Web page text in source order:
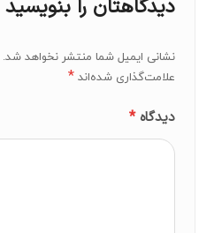
دیدگاهتان را بنویسید
نشانی ایمیل شما منتشر نخواهد شد.
علامت‌گذاری شده‌اند *
دیدگاه*